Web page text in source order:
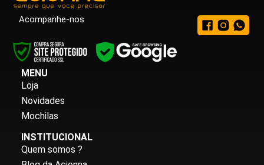
Acompanhe-nos
MENU
Loja
Novidades
Mochilas
INSTITUCIONAL
Quem somos ?